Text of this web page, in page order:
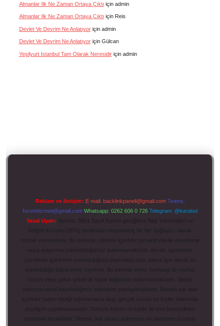
Almanlar Ilk Ne Zaman Ortaya Çıktı için admin
Almanlar Ilk Ne Zaman Ortaya Çıktı için Reis
Devlet Ve Devrim Ne Anlatıyoriçin admin
Devlet Ve Devrim Ne Anlatıyoriçin Gülcan
Yeşilyurt Istanbul Tam Olarak Neresidiriçin admin
Reklam ve İletişim: E-mail: backlinkpaneli@gmail.com Teams:
forumhizmeti@gmail.com Whatsapp: 0262 606 0 726 Telegram: @karabul
Yasal Uyarı: